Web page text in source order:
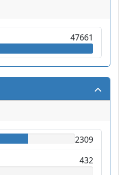
47661
2309
432